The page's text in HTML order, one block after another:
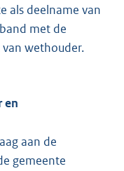
als deelname van
met de
wethouder.
en
aan de
gemeente